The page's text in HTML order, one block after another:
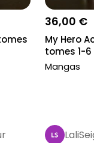
36,00 €
My Hero
tomes 1-6
Mangas